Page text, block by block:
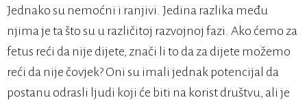
Jednako su nemoćni i ranjivi. Jedina razlika među
njima je ta što su u različitoj razvojnoj fazi. Ako ćemo za
fetus reći da nije dijete, znači li to da za dijete možemo
reći da nije čovjek? Oni su imali jednak potencijal da
postanu odrasli ljudi koji će biti na korist društvu, ali je